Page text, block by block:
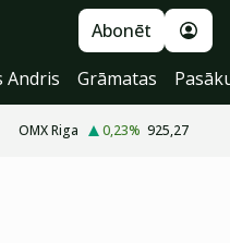
Abonēt
Andris Grāmatas
OMX Riga 0,23% 925,27